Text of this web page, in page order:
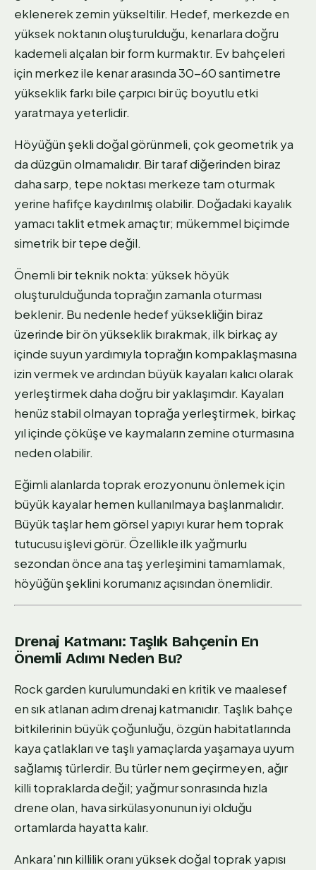
eklenerek zemin yükseltilir. Hedef, merkezde en
yüksek noktanın oluşturulduğu, kenarlara doğru
kademeli alçalan bir form kurmaktır. Ev bahçeleri
için merkez ile kenar arasında 30-60 santimetre
yükseklik farkı bile çarpıcı bir üç boyutlu etki
yaratmaya yeterlidir.
Höyüğün şekli doğal görünmeli, çok geometrik ya
da düzgün olmamalıdır. Bir taraf diğerinden biraz
daha sarp, tepe noktası merkeze tam oturmak
yerine hafifçe kaydırılmış olabilir. Doğadaki kayalık
yamacı taklit etmek amaçtır; mükemmel biçimde
simetrik bir tepe değil.
Önemli bir teknik nokta: yüksek höyük
oluşturulduğunda toprağın zamanla oturması
beklenir. Bu nedenle hedef yüksekliğin biraz
üzerinde bir ön yükseklik bırakmak, ilk birkaç ay
içinde suyun yardımıyla toprağın kompaklaşmasına
izin vermek ve ardından büyük kayaları kalıcı olarak
yerleştirmek daha doğru bir yaklaşımdır. Kayaları
henüz stabil olmayan toprağa yerleştirmek, birkaç
yıl içinde çöküşe ve kaymaların zemine oturmasına
neden olabilir.
Eğimli alanlarda toprak erozyonunu önlemek için
büyük kayalar hemen kullanılmaya başlanmalıdır.
Büyük taşlar hem görsel yapıyı kurar hem toprak
tutucusu işlevi görür. Özellikle ilk yağmurlu
sezondan önce ana taş yerleşimini tamamlamak,
höyüğün şeklini korumanız açısından önemlidir.
Drenaj Katmanı: Taşlık Bahçenin En
Önemli Adımı Neden Bu?
Rock garden kurulumundaki en kritik ve maalesef
en sık atlanan adım drenaj katmanıdır. Taşlık bahçe
bitkilerinin büyük çoğunluğu, özgün habitatlarında
kaya çatlakları ve taşlı yamaçlarda yaşamaya uyum
sağlamış türlerdir. Bu türler nem geçirmeyen, ağır
killi topraklarda değil; yağmur sonrasında hızla
drene olan, hava sirkülasyonunun iyi olduğu
ortamlarda hayatta kalır.
Ankara'nın killilik oranı yüksek doğal toprak yapısı